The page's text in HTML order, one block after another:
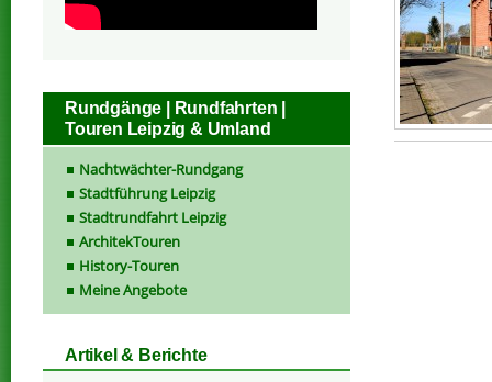
Rundgänge | Rundfahrten |
Touren Leipzig & Umland
Nachtwächter-Rundgang
Stadtführung Leipzig
Stadtrundfahrt Leipzig
ArchitekTouren
History-Touren
Meine Angebote
Artikel & Berichte